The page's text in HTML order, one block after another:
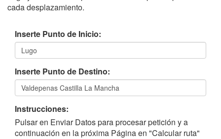
cada desplazamiento.
Inserte Punto de Inicio:
Inserte Punto de Destino:
Instrucciones:
Pulsar en Enviar Datos para procesar petición y a
continuación en la próxima Página en "Calcular ruta"